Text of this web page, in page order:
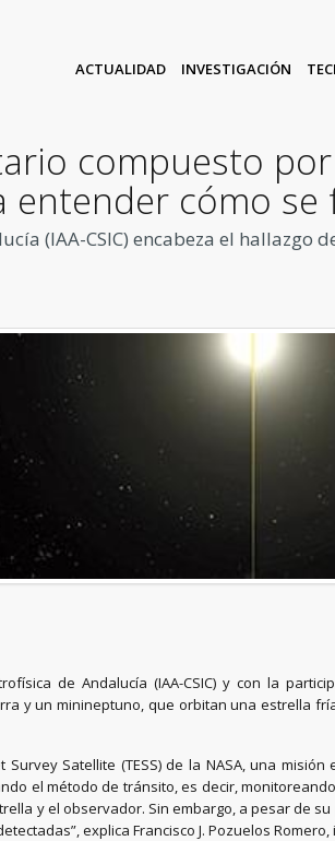
ACTUALIDAD INVESTIGACIÓN
compuesto
entender cómo
(IAA-CSIC) encabeza el hallazgo
de Andalucía (IAA-CSIC) y con la
y un minineptuno, que orbitan una estrella
Satellite (TESS) de la NASA, una
el método de tránsito, es decir,
y el observador. Sin embargo, a pesar de
explica Francisco J. Pozuelos